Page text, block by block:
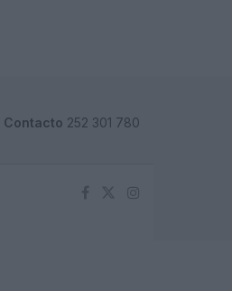
Contacto 252 301 780